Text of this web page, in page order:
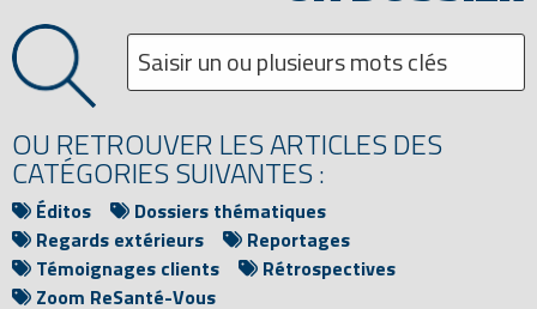
OU RETROUVER LES ARTICLES DES
CATÉGORIES SUIVANTES :
Éditos
Dossiers thématiques
Regards extérieurs
Reportages
Témoignages clients
Rétrospectives
Zoom ReSanté-Vous